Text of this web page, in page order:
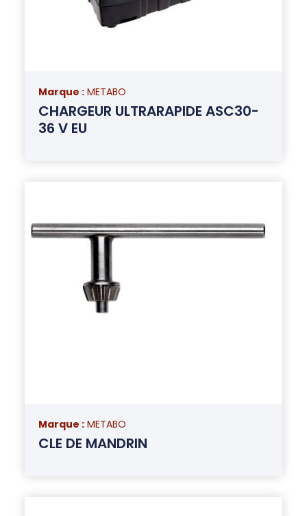
Marque : METABO
CHARGEUR ULTRARAPIDE ASC30-
36 V EU
Marque : METABO
CLE DE MANDRIN